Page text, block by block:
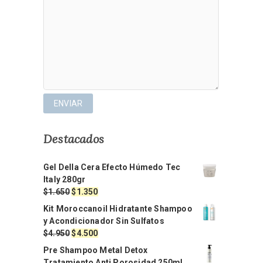
Destacados
Gel Della Cera Efecto Húmedo Tec
Italy 280gr
$1.650El
original
era:
$1.650.
$1.350El
precio
actual
es:
$1.350.
Kit Moroccanoil Hidratante Shampoo
y Acondicionador Sin Sulfatos
$4.950El
original
$4.500El
precio
actual
Pre Shampoo Metal Detox